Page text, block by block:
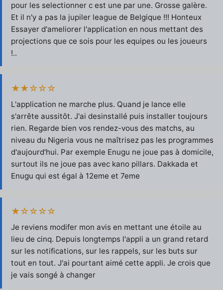
pour les selectionner c est une par une. Grosse galère.
Et il n'y a pas la jupiler league de Belgique !!! Honteux
Essayer d'ameliorer l'application en nous mettant des
projections que ce sois pour les equipes ou les joueurs
!..
★★☆☆☆
L'application ne marche plus. Quand je lance elle
s'arrête aussitôt. J'ai desinstallé puis installer toujours
rien. Regarde bien vos rendez-vous des matchs, au
niveau du Nigeria vous ne maîtrisez pas les programmes
d'aujourd'hui. Par exemple Enugu ne joue pas à domicile,
surtout ils ne joue pas avec kano pillars. Dakkada et
Enugu qui est égal à 12eme et 7eme
★☆☆☆☆
Je reviens modifer mon avis en mettant une étoile au
lieu de cinq. Depuis longtemps l'appli a un grand retard
sur les notifications, sur les rappels, sur les buts sur
tout en tout. J'ai pourtant aimé cette appli. Je crois que
je vais songé à changer